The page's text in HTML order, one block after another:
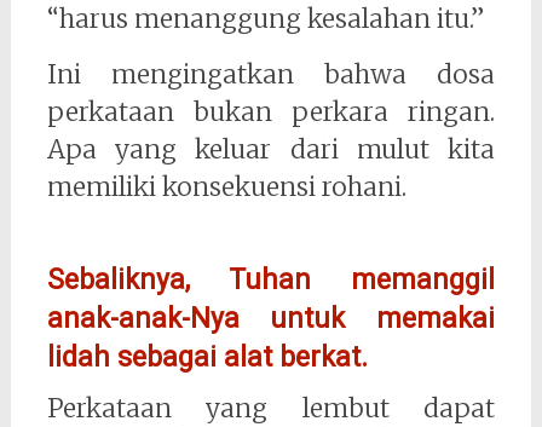
“harus menanggung kesalahan itu.”
Ini mengingatkan bahwa dosa
perkataan bukan perkara ringan.
Apa yang keluar dari mulut kita
memiliki konsekuensi rohani.
Sebaliknya, Tuhan memanggil
anak-anak-Nya untuk memakai
lidah sebagai alat berkat.
Perkataan yang lembut dapat